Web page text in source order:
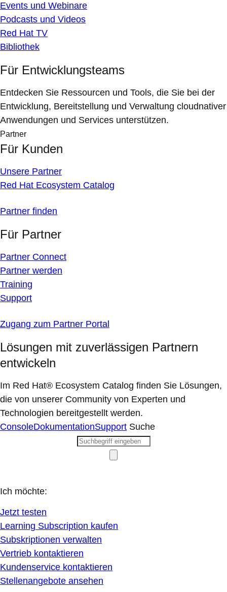
Events und Webinare
Podcasts und Videos
Red Hat TV
Bibliothek
Für Entwicklungsteams
Entdecken Sie Ressourcen und Tools, die Sie bei der
Entwicklung, Bereitstellung und Verwaltung cloudnativer
Anwendungen und Services unterstützen.
Partner
Für Kunden
Unsere Partner
Red Hat Ecosystem Catalog
Partner finden
Für Partner
Partner Connect
Partner werden
Training
Support
Zugang zum Partner Portal
Lösungen mit zuverlässigen Partnern
entwickeln
Im Red Hat® Ecosystem Catalog finden Sie Lösungen,
die von unserer Community von Experten und
Technologien bereitgestellt werden.
ConsoleDokumentationSupport Suche
Ich möchte:
Jetzt testen
Learning Subscription kaufen
Subskriptionen verwalten
Vertrieb kontaktieren
Kundenservice kontaktieren
Stellenangebote ansehen